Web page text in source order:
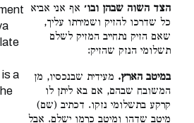
a
הצד השוה שבהן ובו׳ אף אני אביא
כל שדרכו להזיק ושמירתו עליך,
שאם הזיק נתחייב המזיק לשלם
תשלומי הנזק שהזיק:
במיטב הארץ. מעידית שבנכסיו, מן
המשובח שבהם, אם בא ליתן לו
קרקע בתשלומי נזקו. דכתיב (שם)
מיטב שדהו ומיטב כרמו ישלם. אבל